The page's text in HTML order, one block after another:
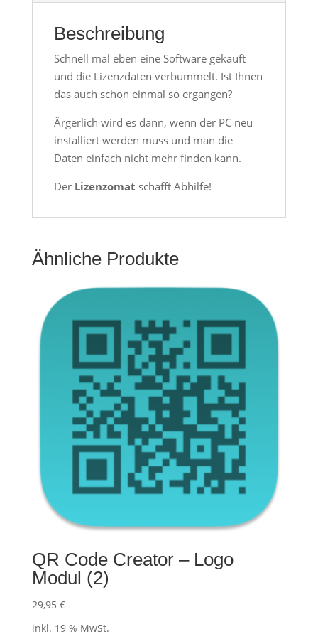
Beschreibung
Schnell mal eben eine Software gekauft
und die Lizenzdaten verbummelt. Ist Ihnen
das auch schon einmal so ergangen?
Ärgerlich wird es dann, wenn der PC neu
installiert werden muss und man die
Daten einfach nicht mehr finden kann.
Der Lizenzomat schafft Abhilfe!
Ähnliche Produkte
QR Code Creator – Logo
Modul (2)
29,95 €
inkl. 19 % MwSt.